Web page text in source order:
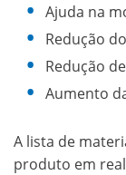
Ajuda na
Redução do
Redução
Aumento
A lista de
produto em